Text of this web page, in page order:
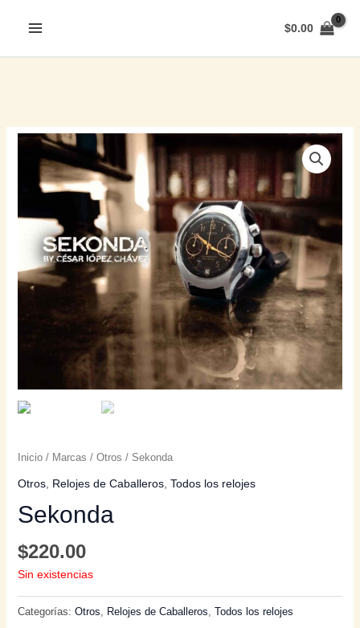
$0.00
Inicio/ Marcas / Otros / Sekonda
Otros, Relojes de Caballeros, Todos los relojes
Sekonda
$220.00
Sin existencias
Categorías: Otros Relojes de Caballeros Todos los relojes